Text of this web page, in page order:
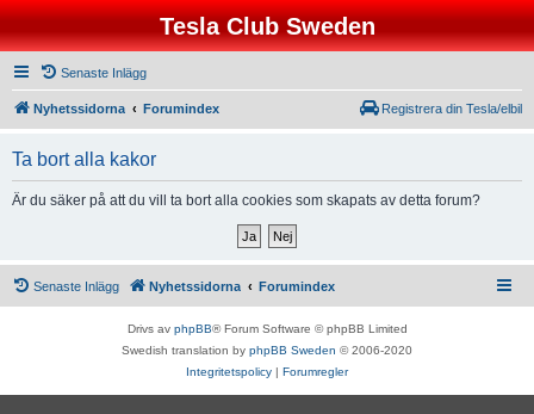
Tesla Club Sweden
Senaste Inlägg
Nyhetssidorna Forumindex Registrera din Tesla/elbil
Ta bort alla kakor
Är du säker på att du vill ta bort alla cookies som skapats av detta forum?
Senaste Inlägg Nyhetssidorna Forumindex
Drivs av phpBB® Forum Software © phpBB Limited
Swedish translation by phpBB Sweden © 2006-2020
Integritetspolicy | Forumregler